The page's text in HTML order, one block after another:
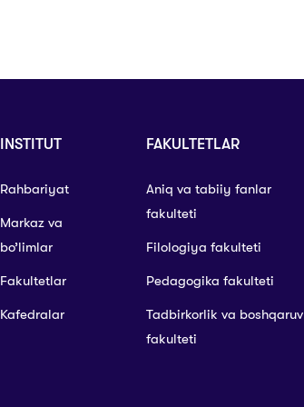
INSTITUT
Rahbariyat
Markaz va
bo’limlar
Fakultetlar
Kafedralar
FAKULTETLAR
Aniq va tabiiy fanlar
fakulteti
Filologiya fakulteti
Pedagogika fakulteti
Tadbirkorlik va boshqaruv
fakulteti